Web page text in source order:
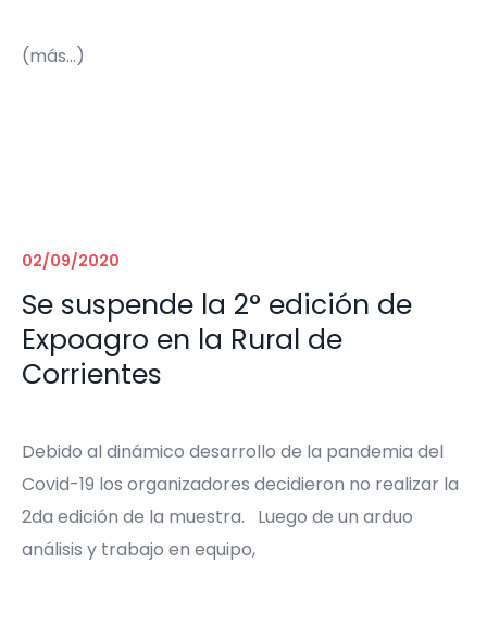
(más…)
02/09/2020
Se suspende la 2° edición de
Expoagro en la Rural de
Corrientes
Debido al dinámico desarrollo de la pandemia del
Covid-19 los organizadores decidieron no realizar la
2da edición de la muestra. Luego de un arduo
análisis y trabajo en equipo,